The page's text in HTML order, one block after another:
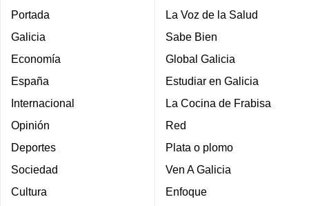
Portada
Galicia
Economía
España
Internacional
Opinión
Deportes
Sociedad
Cultura
La Voz de la Salud
Sabe Bien
Global Galicia
Estudiar en Galicia
La Cocina de Frabisa
Red
Plata o plomo
Ven A Galicia
Enfoque